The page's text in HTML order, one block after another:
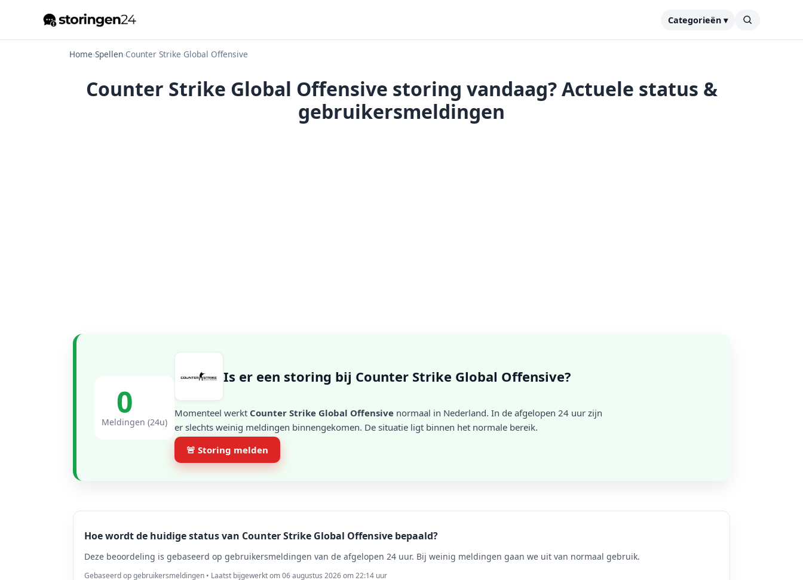
Categorieën ▾
Home›Spellen›Counter Strike Global Offensive
Counter Strike Global Offensive storing vandaag? Actuele status &
gebruikersmeldingen
0
Meldingen (24u)
Is er een storing bij Counter Strike Global Offensive?
Momenteel werkt Counter Strike Global Offensive normaal in Nederland. In de afgelopen 24 uur zijn
er slechts weinig meldingen binnengekomen. De situatie ligt binnen het normale bereik.
🚨 Storing melden
Hoe wordt de huidige status van Counter Strike Global Offensive bepaald?
Deze beoordeling is gebaseerd op gebruikersmeldingen van de afgelopen 24 uur. Bij weinig meldingen gaan we uit van normaal gebruik.
Gebaseerd op gebruikersmeldingen • Laatst bijgewerkt om 06 augustus 2026 om 22:14 uur